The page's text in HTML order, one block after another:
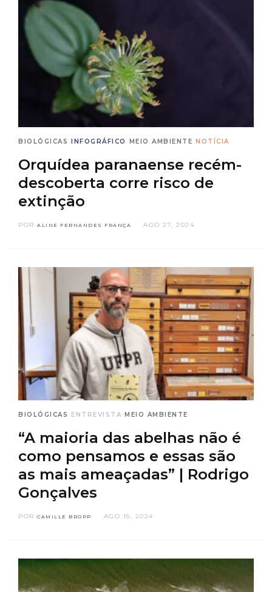
BIOLÓGICAS INFOGRÁFICO MEIO AMBIENTE NOTÍCIA
Orquídea paranaense recém-
descoberta corre risco de
extinção
POR ALINE FERNANDES FRANÇA AGO 27, 2024
BIOLÓGICAS ENTREVISTA MEIO AMBIENTE
“A maioria das abelhas não é
como pensamos e essas são
as mais ameaçadas” | Rodrigo
Gonçalves
POR CAMILLE BROPP AGO 15, 2024